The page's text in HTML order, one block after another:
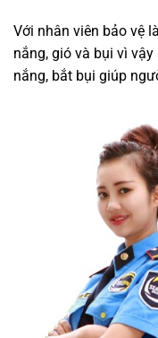
Với nhân viên bảo vệ
nắng, gió và bụi vì
nắng, bắt bụi giúp